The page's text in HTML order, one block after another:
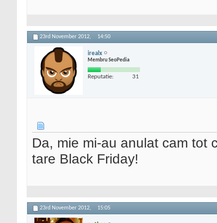
23rd November 2012, 14:50
irealx
Membru SeoPedia
Reputatie: 31
Da, mie mi-au anulat cam tot
tare Black Friday!
23rd November 2012, 15:05